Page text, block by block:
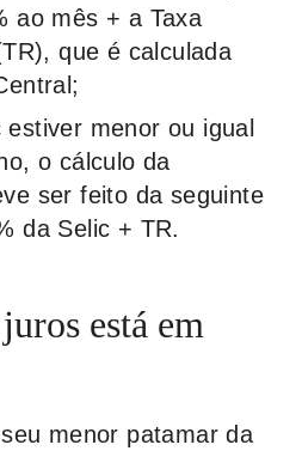
ao mês + a Taxa
que é calculada
estiver menor ou igual
o cálculo da
ser feito da seguinte
da Selic + TR.
está em
menor patamar da